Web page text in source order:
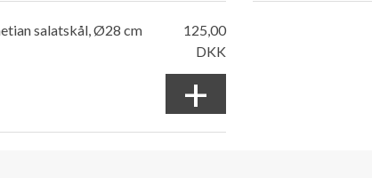
salatskål, Ø28 cm
125,00
DKK
+